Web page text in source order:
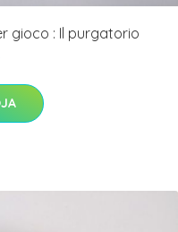
gioco : Il purgatorio